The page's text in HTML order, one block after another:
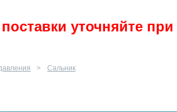
уточняйте
Сальник